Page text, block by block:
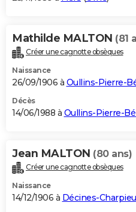
Mathilde MALTON (81
Créer une cagnotte obsèques
Naissance
26/09/1906 à Oullins-Pierre-
Décès
14/06/1988 à Oullins-Pierre-
Jean MALTON (80 ans)
Créer une cagnotte obsèques
Naissance
14/12/1906 à Décines-Charpieu